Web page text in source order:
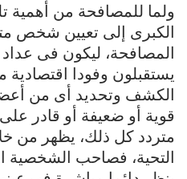
ولما للمصافحة من أهمية
الكبرى إلى تعيين
المصافحة، ليكون فى عداد
يستقبلون وفودا
الكشف وتحديد أى من
قوية أو ضعيفة أو قادر على
متردد كل ذلك، يظهر من
التحية، فصاحب الشخصية